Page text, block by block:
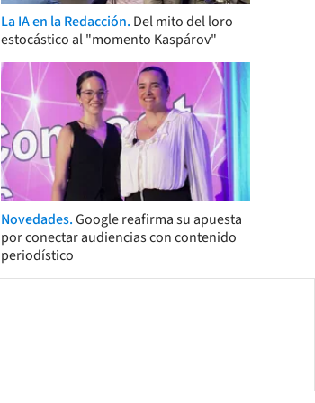
La IA en la Redacción. Del mito del loro
estocástico al "momento Kaspárov"
Novedades.Google reafirma su apuesta
por conectar audiencias con contenido
periodístico